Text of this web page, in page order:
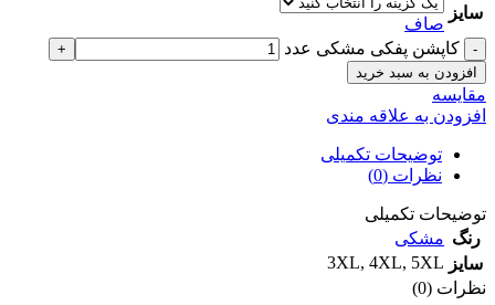
سایز
صاف
کاپشن پفکی مشکی عدد
افزودن به سبد خرید
مقايسه
افزودن به علاقه مندی
توضیحات تکمیلی
نظرات (0)
توضیحات تکمیلی
رنگ مشکی
سایز
3XL, 4XL, 5XL
نظرات (0)